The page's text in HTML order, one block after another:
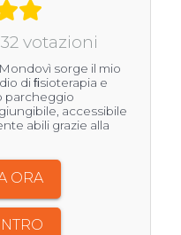
votazioni
sorge il mio
di ﬁsioterapia e
parcheggio
accessibile
abili grazie alla
ORA